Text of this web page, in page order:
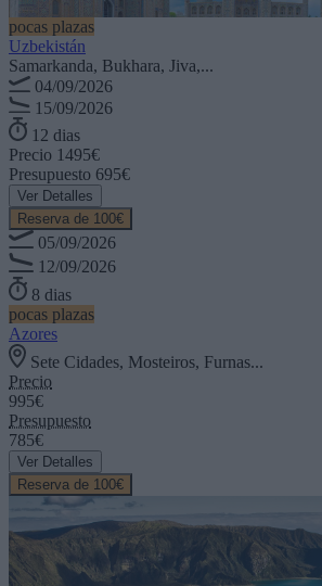
pocas plazas
Uzbekistán
Samarkanda, Bukhara, Jiva,...
04/09/2026
15/09/2026
12 dias
Precio 1495€
Presupuesto 695€
Ver Detalles
Reserva de 100€
05/09/2026
12/09/2026
8 dias
pocas plazas
Azores
Sete Cidades, Mosteiros, Furnas...
Precio
995€
Presupuesto
785€
Ver Detalles
Reserva de 100€